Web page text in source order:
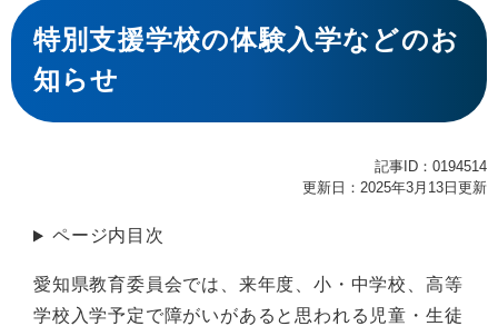
本
文
特別支援学校の体験入学などのお
知らせ
記事ID：0194514
更新日：2025年3月13日更新
ページ内目次
愛知県教育委員会では、来年度、小・中学校、高等
学校入学予定で障がいがあると思われる児童・生徒